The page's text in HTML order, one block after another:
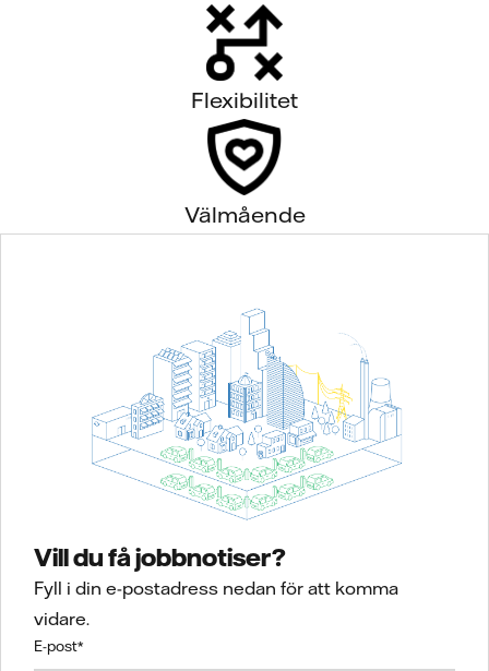
Flexibilitet
Välmående
Vill du få jobbnotiser?
Fyll i din e-postadress nedan för att komma
vidare.
E-post*